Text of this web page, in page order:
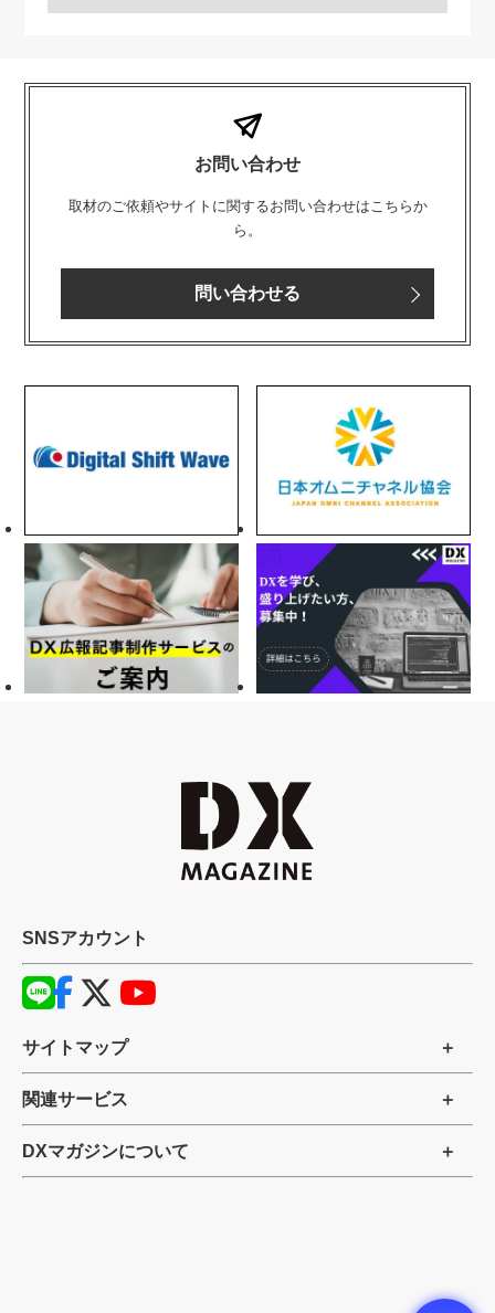
お問い合わせ
取材のご依頼やサイトに関するお問い合わせはこちらか
ら。
問い合わせる
SNSアカウント
サイトマップ
関連サービス
DXマガジンについて